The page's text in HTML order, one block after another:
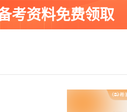
考资料免费领取